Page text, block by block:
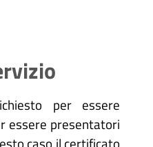
per essere
essere presentatori